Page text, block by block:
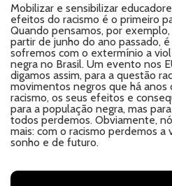
Mobilizar e sensibilizar
efeitos do racismo é o primeiro
Quando pensamos, por
partir de junho do ano passado,
sofremos com o extermínio a
negra no Brasil. Um evento nos
digamos assim, para a questão
movimentos negros que há
racismo, os seus efeitos e
para a população negra, mas
todos perdemos. Obviamente,
mais: com o racismo perdemos a
sonho e de futuro.